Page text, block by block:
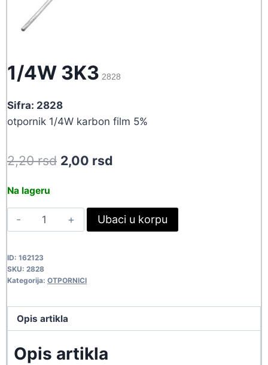
1/4W 3K3 2828
Sifra: 2828
otpornik 1/4W karbon film 5%
2,20rsd Original
2,20 rsd.
2,00 rsd
2,00 rsd.
Na lageru
1/4W
3K3
quantity
Ubaci u korpu
ID: 162123
SKU: 2828
Kategorija: OTPORNICI
Opis artikla
Opis artikla